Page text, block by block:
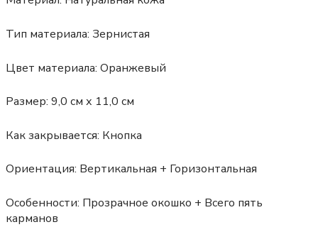
Тип материала: Зернистая
Цвет материала: Оранжевый
Размер: 9,0 см х 11,0 см
Как закрывается: Кнопка
Ориентация: Вертикальная + Горизонтальная
Особенности: Прозрачное окошко + Всего пять
карманов